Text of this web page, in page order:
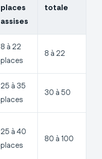
places
assises
totale
8 à 22
places
8 à 22
25 à 35
places
30 à 50
25 à 40
places
80 à 100